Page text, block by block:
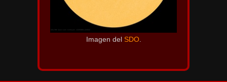
Imagen del SDO.